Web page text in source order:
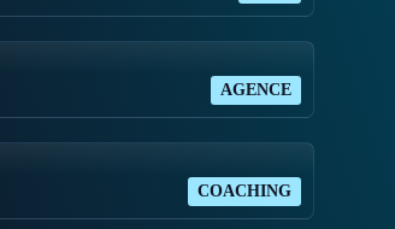
AGENCE
COACHING